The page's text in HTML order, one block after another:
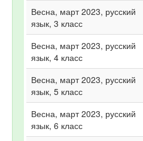
Весна, март 2023, русский
язык, 3 класс
Весна, март 2023, русский
язык, 4 класс
Весна, март 2023, русский
язык, 5 класс
Весна, март 2023, русский
язык, 6 класс